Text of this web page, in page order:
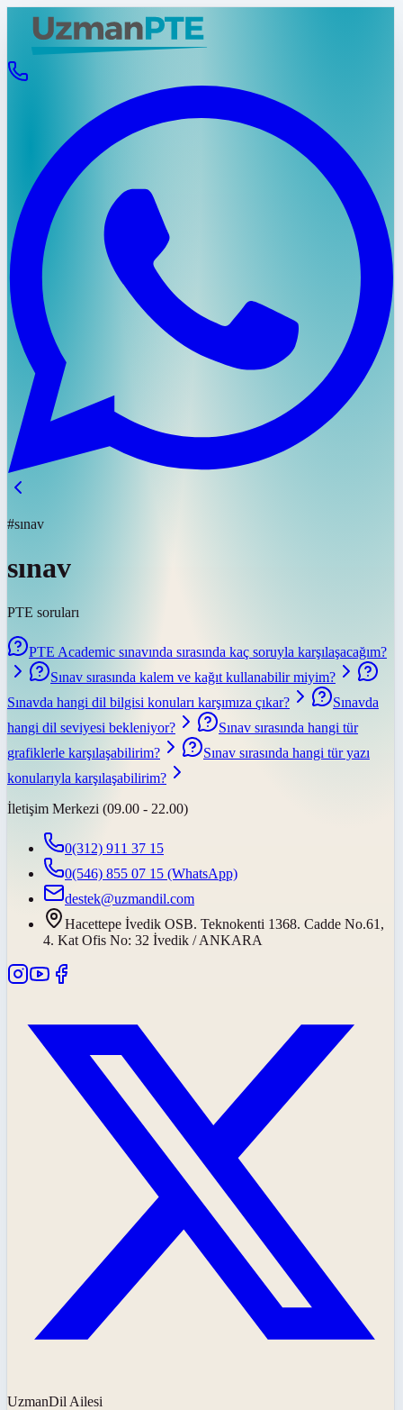
#sınav
sınav
PTE soruları
PTE Academic sınavında sırasında kaç soruyla karşılaşacağım?
Sınav sırasında kalem ve kağıt kullanabilir miyim?
Sınavda hangi dil bilgisi konuları karşımıza çıkar?
Sınavda
hangi dil seviyesi bekleniyor?
Sınav sırasında hangi tür
grafiklerle karşılaşabilirim?
Sınav sırasında hangi tür yazı
konularıyla karşılaşabilirim?
İletişim Merkezi (09.00 - 22.00)
0(312) 911 37 15
0(546) 855 07 15 (WhatsApp)
destek@uzmandil.com
Hacettepe İvedik OSB. Teknokenti 1368. Cadde No.61,
4. Kat Ofis No: 32 İvedik / ANKARA
UzmanDil Ailesi